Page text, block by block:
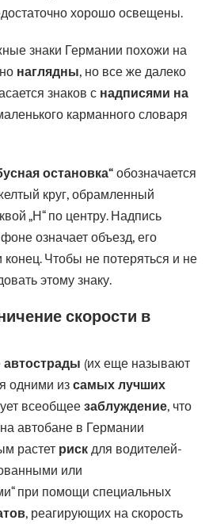
хорошо освещены.
знаки Германии похожи на
наглядны, но все же далеко
знаков с надписями на
карманного словаря
остановка“обозначается
круг, обрамленный
„Н“ по центру. Надпись
означает объезд, его
Чтобы не потеряться и не
этому знаку.
скорости в
автострады (их еще называют
одними из самых лучших
всеобщее заблуждение, что
автобане в Германии
растет риск для водителей-
или
при помощи специальных
, реагирующих на скорость